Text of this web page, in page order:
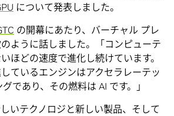
について発表しました。
の開幕にあたり、バーチャル プレ
ように話しました。「コンピューテ
ほどの速度で進化し続けています。
ているエンジンはアクセラレーテッ
であり、その燃料は AI です。」
いテクノロジと新しい製品、そして